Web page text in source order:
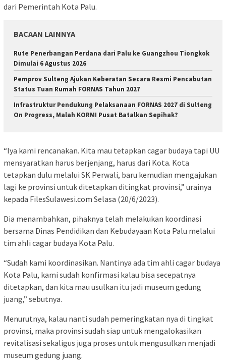
dari Pemerintah Kota Palu.
BACAAN LAINNYA
Rute Penerbangan Perdana dari Palu ke Guangzhou Tiongkok
Dimulai 6 Agustus 2026
Pemprov Sulteng Ajukan Keberatan Secara Resmi Pencabutan
Status Tuan Rumah FORNAS Tahun 2027
Infrastruktur Pendukung Pelaksanaan FORNAS 2027 di Sulteng
On Progress, Malah KORMI Pusat Batalkan Sepihak?
“Iya kami rencanakan. Kita mau tetapkan cagar budaya tapi UU
mensyaratkan harus berjenjang, harus dari Kota. Kota
tetapkan dulu melalui SK Perwali, baru kemudian mengajukan
lagi ke provinsi untuk ditetapkan ditingkat provinsi,” urainya
kepada FilesSulawesi.com Selasa (20/6/2023).
Dia menambahkan, pihaknya telah melakukan koordinasi
bersama Dinas Pendidikan dan Kebudayaan Kota Palu melalui
tim ahli cagar budaya Kota Palu.
“Sudah kami koordinasikan. Nantinya ada tim ahli cagar budaya
Kota Palu, kami sudah konfirmasi kalau bisa secepatnya
ditetapkan, dan kita mau usulkan itu jadi museum gedung
juang,” sebutnya.
Menurutnya, kalau nanti sudah pemeringkatan nya di tingkat
provinsi, maka provinsi sudah siap untuk mengalokasikan
revitalisasi sekaligus juga proses untuk mengusulkan menjadi
museum gedung juang.